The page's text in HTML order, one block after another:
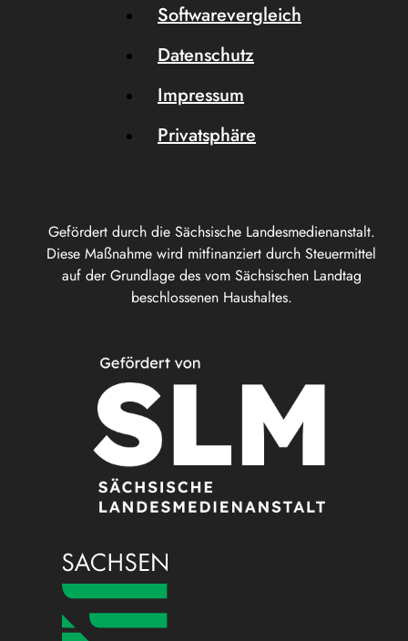
Gefördert durch die Sächsische Landesmedienanstalt.
Diese Maßnahme wird mitfinanziert durch Steuermittel
auf der Grundlage des vom Sächsischen Landtag
beschlossenen Haushaltes.
Softwarevergleich
Datenschutz
Impressum
Privatsphäre